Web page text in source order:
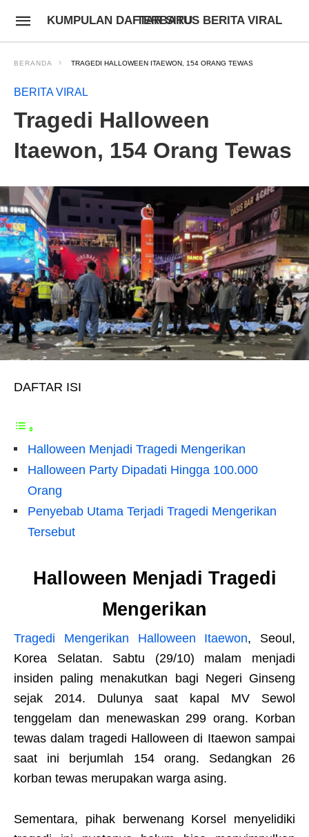
KUMPULAN DAFTAR SITUS BERITA VIRAL TERBARU
BERANDA TRAGEDI HALLOWEEN ITAEWON, 154 ORANG TEWAS
BERITA VIRAL
Tragedi Halloween
Itaewon, 154 Orang Tewas
DAFTAR ISI
Halloween Menjadi Tragedi Mengerikan
Halloween Party Dipadati Hingga 100.000
Orang
Penyebab Utama Terjadi Tragedi Mengerikan
Tersebut
Halloween Menjadi Tragedi
Mengerikan
Tragedi Mengerikan Halloween Itaewon, Seoul,
Korea Selatan. Sabtu (29/10) malam menjadi
insiden paling menakutkan bagi Negeri Ginseng
sejak 2014. Dulunya saat kapal MV Sewol
tenggelam dan menewaskan 299 orang. Korban
tewas dalam tragedi Halloween di Itaewon sampai
saat ini berjumlah 154 orang. Sedangkan 26
korban tewas merupakan warga asing.
Sementara, pihak berwenang Korsel menyelidiki